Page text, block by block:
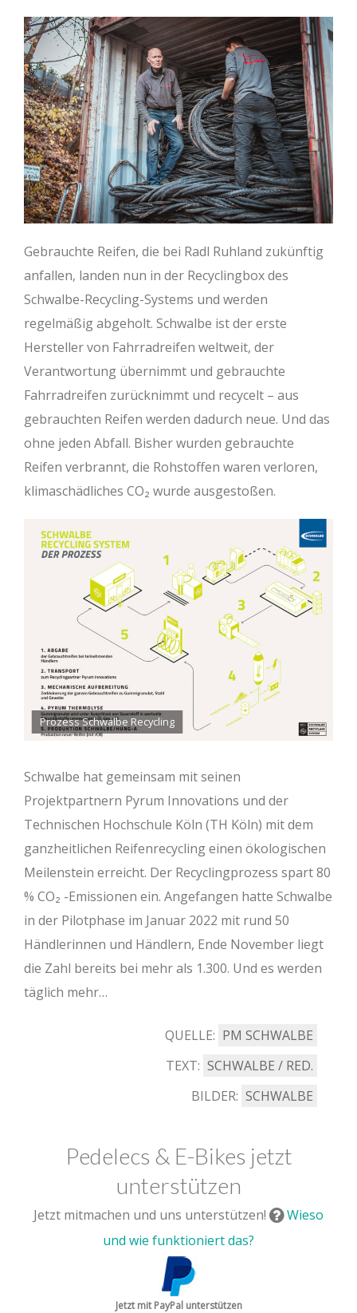
Gebrauchte Reifen, die bei Radl Ruhland zukünftig
anfallen, landen nun in der Recyclingbox des
Schwalbe-Recycling-Systems und werden
regelmäßig abgeholt. Schwalbe ist der erste
Hersteller von Fahrradreifen weltweit, der
Verantwortung übernimmt und gebrauchte
Fahrradreifen zurücknimmt und recycelt – aus
gebrauchten Reifen werden dadurch neue. Und das
ohne jeden Abfall. Bisher wurden gebrauchte
Reifen verbrannt, die Rohstoffen waren verloren,
klimaschädliches CO₂ wurde ausgestoßen.
Prozess Schwalbe Recycling
Schwalbe hat gemeinsam mit seinen
Projektpartnern Pyrum Innovations und der
Technischen Hochschule Köln (TH Köln) mit dem
ganzheitlichen Reifenrecycling einen ökologischen
Meilenstein erreicht. Der Recyclingprozess spart 80
% CO₂ -Emissionen ein. Angefangen hatte Schwalbe
in der Pilotphase im Januar 2022 mit rund 50
Händlerinnen und Händlern, Ende November liegt
die Zahl bereits bei mehr als 1.300. Und es werden
täglich mehr…
QUELLE: PM SCHWALBE
TEXT: SCHWALBE / RED.
BILDER: SCHWALBE
Pedelecs & E-Bikes jetzt
unterstützen
Jetzt mitmachen und uns unterstützen!
Wieso
und wie funktioniert das?
Jetzt mit PayPal unterstützen